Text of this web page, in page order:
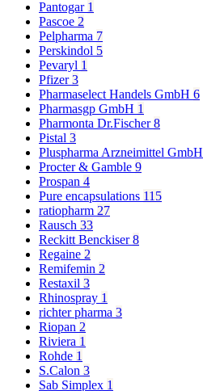
Pantogar 1
Pascoe 2
Pelpharma 7
Perskindol 5
Pevaryl 1
Pfizer3
Pharmaselect Handels GmbH 6
Pharmasgp GmbH 1
Pharmonta Dr.Fischer8
Pistal 3
Pluspharma Arzneimittel GmbH
Procter & Gamble 9
Prospan 4
Pure encapsulations 115
ratiopharm 27
Rausch 33
Reckitt Benckiser8
Regaine 2
Remifemin 2
Restaxil 3
Rhinospray 1
richter pharma 3
Riopan 2
Riviera 1
Rohde 1
S.Calon 3
Sab Simplex 1